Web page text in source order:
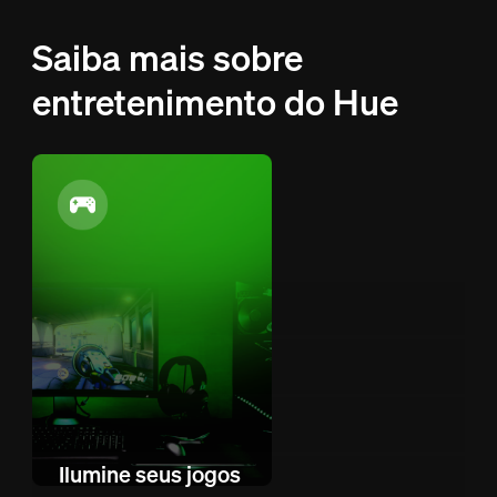
Saiba mais sobre
entretenimento do Hue
Ilumine seus jogos